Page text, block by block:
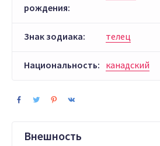
рождения:
Знак зодиака: телец
Национальность: канадский
Внешность